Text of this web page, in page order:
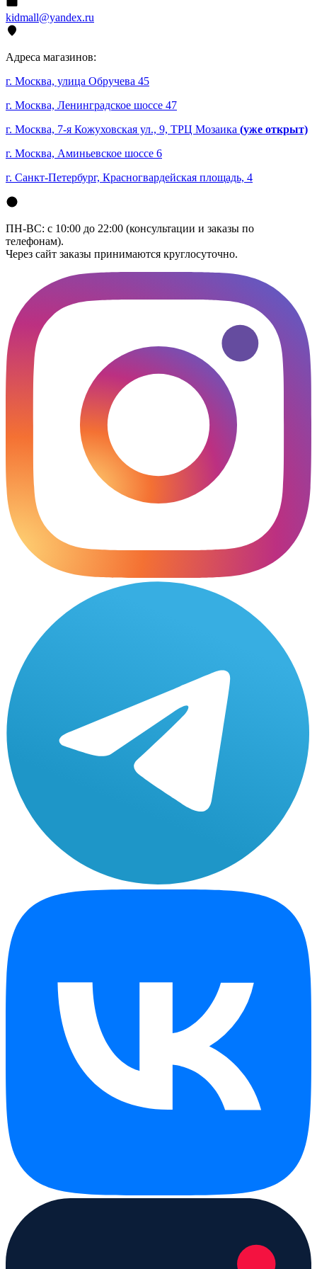
kidmall@yandex.ru
Адреса магазинов:
г. Москва, улица Обручева 45
г. Москва, Ленинградское шоссе 47
г. Москва, 7-я Кожуховская ул., 9, ТРЦ Мозаика (уже открыт)
г. Москва, Аминьевское шоссе 6
г. Санкт-Петербург, Красногвардейская площадь, 4
ПН-ВС: с 10:00 до 22:00 (консультации и заказы по
телефонам).
Через сайт заказы принимаются круглосуточно.